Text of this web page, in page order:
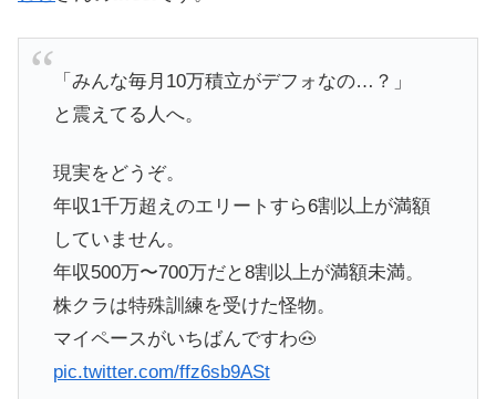
「みんな毎月10万積立がデフォなの…？」
と震えてる人へ。
現実をどうぞ。
年収1千万超えのエリートすら6割以上が満額
していません。
年収500万〜700万だと8割以上が満額未満。
株クラは特殊訓練を受けた怪物。
マイペースがいちばんですわ🐽
pic.twitter.com/ffz6sb9ASt